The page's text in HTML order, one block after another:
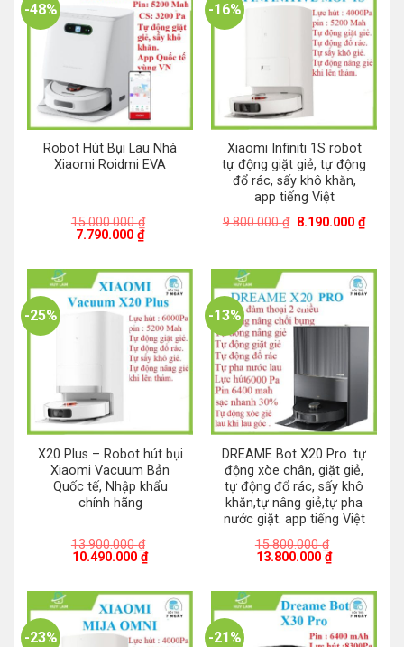
-48%
Robot Hút Bụi Lau Nhà
Xiaomi Roidmi EVA
15.000.000₫
Giá
15.000.000 ₫.
7.790.000 ₫Giá
hiện
là:
7.790.000 ₫.
-16%
Xiaomi Infiniti 1S robot
tự động giặt giẻ, tự động
đổ rác, sấy khô khăn,
app tiếng Việt
9.800.000₫ Giá
8.190.000₫Giá
hiện
-25%
X20 Plus – Robot hút bụi
Xiaomi Vacuum Bản
Quốc tế, Nhập khẩu
chính hãng
13.900.000₫
Giá
13.900.000 ₫.
10.490.000 ₫Giá
hiện
là:
10.490.000 ₫.
-13%
DREAME Bot X20 Pro .tự
động xòe chân, giặt giẻ,
tự động đổ rác, sấy khô
khăn,tự nâng giẻ,tự pha
nước giặt. app tiếng Việt
15.800.000₫
Giá
15.800.000 ₫.
13.800.000 ₫Giá
hiện
là:
13.800.000
-23% -21%